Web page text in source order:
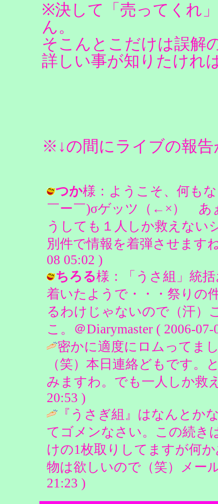
※決して「売ってくれ
ん。
そこんとこだけは誤解
詳しい事が知りたけれ
※↓の間にライブの報
つか様：ようこそ、何も
￣ー￣)σゲッツ（←×） あ
うしても１人しか救えない
別件で情報を着弾させます
08 05:02 )
ちろる様：「うさ組」統
着いたようで・・・祭りの
るわけじゃないので（汗）
こ。＠Diarymaster ( 2006-07-
密かに適度にロムってま
（笑）本日連絡どもです
みますわ。でも一人しか救
20:53 )
『うさぎ組』はなんとか
てゴメンなさい。この続き
けの1枚取りしてますが何
物は欲しいので（笑）メー
21:23 )